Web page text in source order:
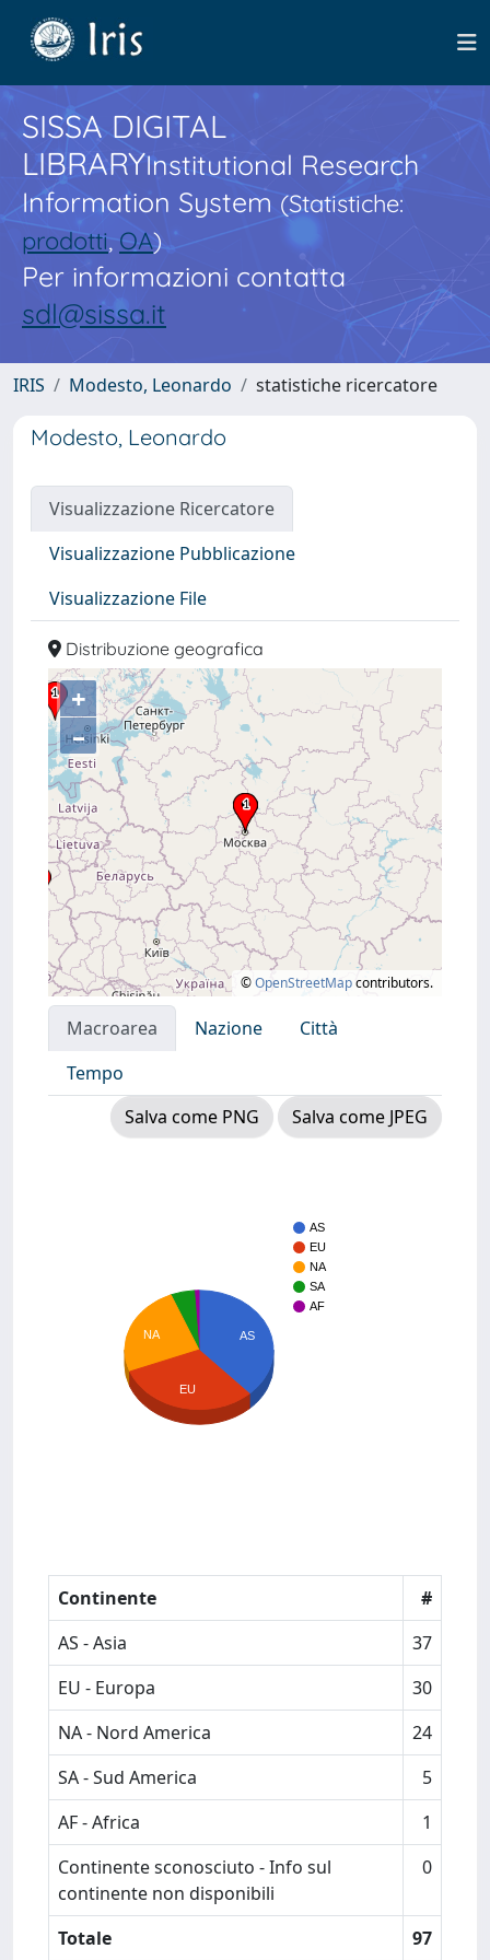
SISSA DIGITAL
LIBRARYInstitutional Research
Information System(Statistiche:
prodotti,OA)
Per informazioni contatta
sdl@sissa.it
IRIS Modesto, Leonardo statistiche ricercatore
Modesto, Leonardo
Visualizzazione Ricercatore
Visualizzazione Pubblicazione
Visualizzazione File
Distribuzione geografica
+
–
©OpenStreetMapcontributors.
Macroarea Nazione
Città
Tempo
Salva come PNG
Salva come JPEG
AS
EU
NA
SA
AF
AS
NA
EU
Continente
#
AS - Asia
37
EU - Europa
30
NA - Nord America
24
SA - Sud America
5
AF - Africa
1
Continente sconosciuto - Info sul
continente non disponibili
0
Totale 97